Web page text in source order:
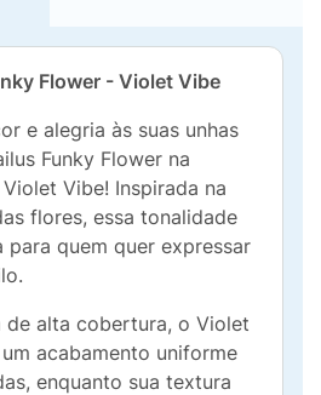
Flower - Violet Vibe
e alegria às suas unhas
Funky Flower na
Vibe! Inspirada na
flores, essa tonalidade
para quem quer expressar
de alta cobertura, o Violet
acabamento uniforme
enquanto sua textura